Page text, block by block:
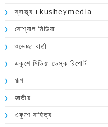
স্বাস্থ্য Ekusheymedia
সোশ্যাল মিডিয়া
শুভেচ্ছা বার্তা
একুশে মিডিয়া ডেস্ক রিপোর্ট
গল্প
জাতীয়
একুশে সাহিত্য